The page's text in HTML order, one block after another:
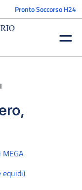
Pronto Soccorso H24
equidi)